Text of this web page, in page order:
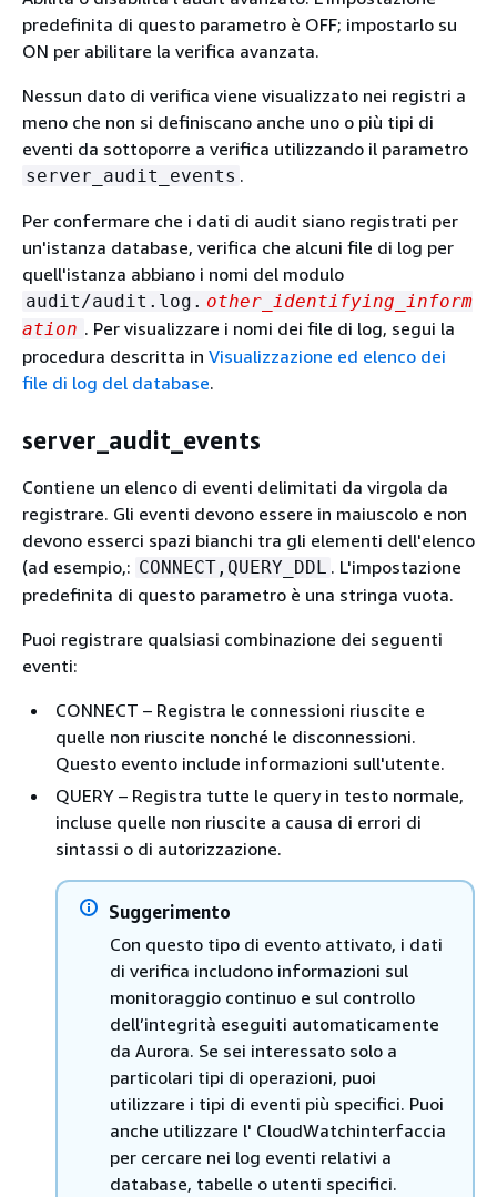
predefinita di questo parametro è OFF; impostarlo su
ON per abilitare la verifica avanzata.
Nessun dato di verifica viene visualizzato nei registri a
meno che non si definiscano anche uno o più tipi di
eventi da sottoporre a verifica utilizzando il parametro
server_audit_events .
Per confermare che i dati di audit siano registrati per
un'istanza database, verifica che alcuni file di log per
quell'istanza abbiano i nomi del modulo
audit/audit.log. other_identifying_inform
ation . Per visualizzare i nomi dei file di log, segui la
procedura descritta in Visualizzazione ed elenco dei
file di log del database.
server_audit_events
Contiene un elenco di eventi delimitati da virgola da
registrare. Gli eventi devono essere in maiuscolo e non
devono esserci spazi bianchi tra gli elementi dell'elenco
(ad esempio,: CONNECT,QUERY_DDL . L'impostazione
predefinita di questo parametro è una stringa vuota.
Puoi registrare qualsiasi combinazione dei seguenti
eventi:
CONNECT – Registra le connessioni riuscite e
quelle non riuscite nonché le disconnessioni.
Questo evento include informazioni sull'utente.
QUERY – Registra tutte le query in testo normale,
incluse quelle non riuscite a causa di errori di
sintassi o di autorizzazione.
Suggerimento
Con questo tipo di evento attivato, i dati
di verifica includono informazioni sul
monitoraggio continuo e sul controllo
dell’integrità eseguiti automaticamente
da Aurora. Se sei interessato solo a
particolari tipi di operazioni, puoi
utilizzare i tipi di eventi più specifici. Puoi
anche utilizzare l' CloudWatchinterfaccia
per cercare nei log eventi relativi a
database, tabelle o utenti specifici.